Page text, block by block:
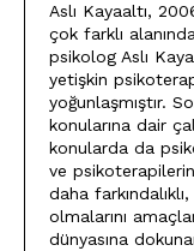
Aslı Kayaaltı,
çok farklı
psikolog Aslı
yetişkin
yoğunlaşmıştır.
konularına dair
konularda da
ve
daha
olmalarını
dünyasına